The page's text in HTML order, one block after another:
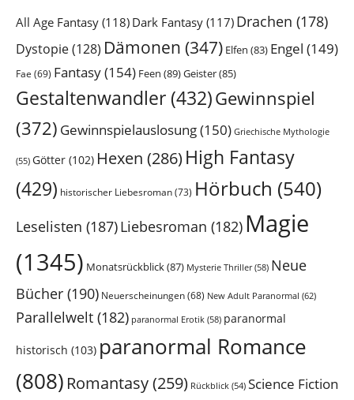
All Age Fantasy (118) Dark Fantasy (117) Drachen (178)
Dystopie(128) Dämonen (347) Elfen (83) Engel (149)
Fae (69) Fantasy(154) Feen (89)Geister(85)
Gestaltenwandler (432)Gewinnspiel
(372) Gewinnspielauslosung(150) Griechische Mythologie
(55) Götter (102) Hexen (286) High Fantasy
(429) historischer Liebesroman(73) Hörbuch (540)
Leselisten (187)Liebesroman (182) Magie
(1345) Monatsrückblick(87) Mysterie Thriller(58) Neue
Bücher (190) Neuerscheinungen(68) New Adult Paranormal (62)
Parallelwelt (182) paranormal Erotik (58) paranormal
historisch (103) paranormal Romance
(808) Romantasy(259) Rückblick (54) Science Fiction